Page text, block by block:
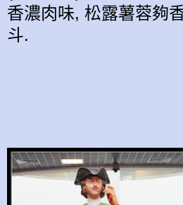
香濃肉味, 松露薯蓉夠
斗.